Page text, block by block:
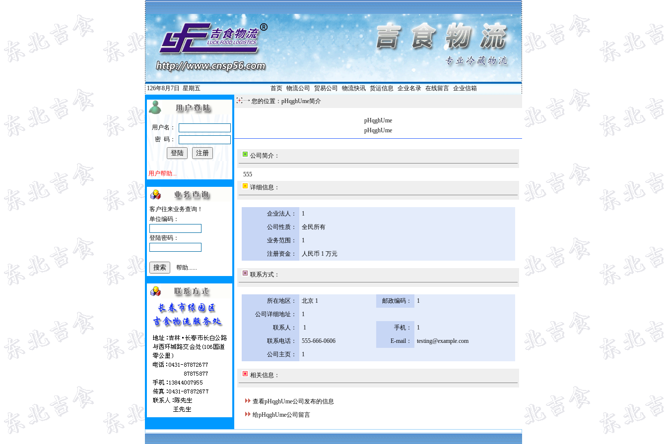
126年8月7日 星期五 首页| 物流公司 贸易公司 物流快讯| 货运信息 企业名录| 在线留言| 企业信箱
用户名：
密 码：
用户帮助...
客户往来业务查询！
单位编码：
登陆密码：
帮助......
您的位置：pHqghUme简介
pHqghUme
pHqghUme
公司简介：
555
详细信息：
企业法人：
1
公司性质：
全民所有
业务范围：
1
注册资金：
人民币 1 万元
联系方式：
所在地区： 北京 1 邮政编码：
1
公司详细地址：
1
联系人：
1 手机：
1
联系电话：
555-666-0606 E-mail：
testing@example.com
公司主页：
1
相关信息：
查看pHqghUme公司发布的信息
给pHqghUme公司留言